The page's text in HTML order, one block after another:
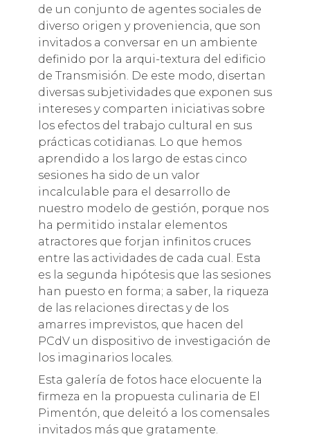
de un conjunto de agentes sociales de
diverso origen y proveniencia, que son
invitados a conversar en un ambiente
definido por la arqui-textura del edificio
de Transmisión. De este modo, disertan
diversas subjetividades que exponen sus
intereses y comparten iniciativas sobre
los efectos del trabajo cultural en sus
prácticas cotidianas. Lo que hemos
aprendido a los largo de estas cinco
sesiones ha sido de un valor
incalculable para el desarrollo de
nuestro modelo de gestión, porque nos
ha permitido instalar elementos
atractores que forjan infinitos cruces
entre las actividades de cada cual. Esta
es la segunda hipótesis que las sesiones
han puesto en forma; a saber, la riqueza
de las relaciones directas y de los
amarres imprevistos, que hacen del
PCdV un dispositivo de investigación de
los imaginarios locales.
Esta galería de fotos hace elocuente la
firmeza en la propuesta culinaria de El
Pimentón, que deleitó a los comensales
invitados más que gratamente.